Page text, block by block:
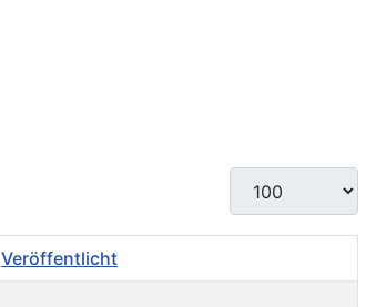
Anzeige #
Veröffentlicht